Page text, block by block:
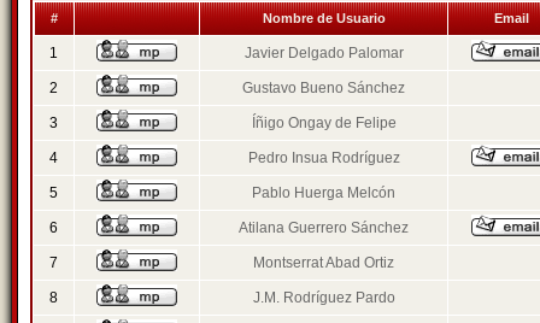
# Nombre de Usuario Email
1 Javier Delgado Palomar
2 Gustavo Bueno Sánchez
3 Íñigo Ongay de Felipe
4 Pedro Insua Rodríguez
5 Pablo Huerga Melcón
6 Atilana Guerrero Sánchez
7 Montserrat Abad Ortiz
8 J.M. Rodríguez Pardo